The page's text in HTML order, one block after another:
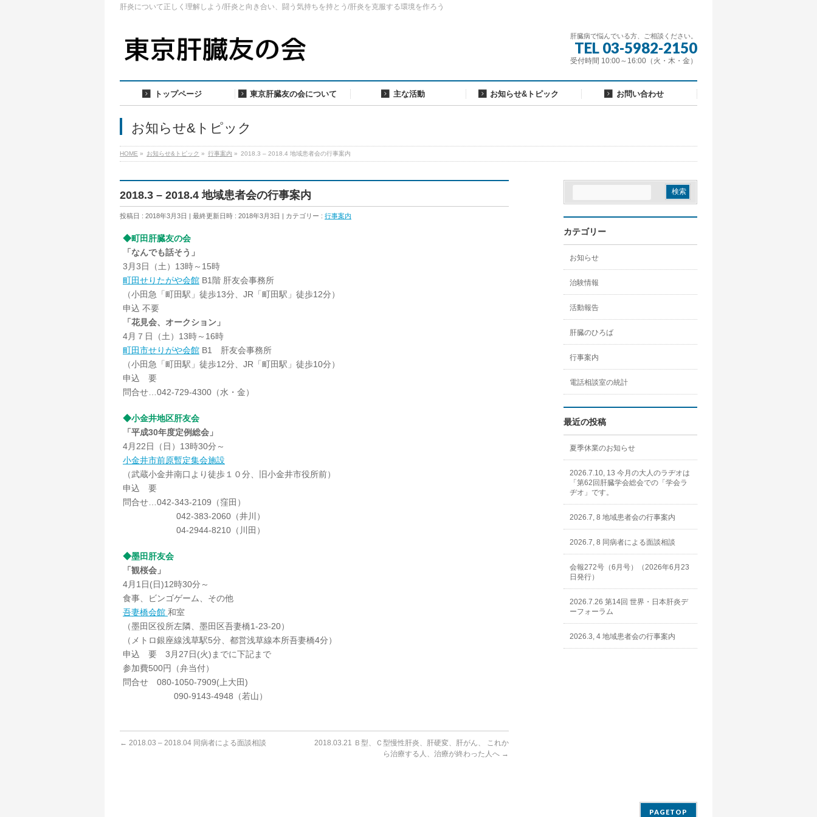
肝炎について正しく理解しよう/肝炎と向き合い、闘う気持ちを持とう/肝炎を克服する環境を作ろう
肝臓病で悩んでいる方、ご相談ください。
TEL 03-5982-2150
受付時間 10:00～16:00（火・木・金）
トップページ 東京肝臓友の会について 主な活動 お知らせ&トピック お問い合わせ
お知らせ&トピック
HOME » お知らせ&トピック » 行事案内 » 2018.3 – 2018.4 地域患者会の行事案内
2018.3 – 2018.4 地域患者会の行事案内
投稿日 : 2018年3月3日 最終更新日時 : 2018年3月3日 カテゴリー : 行事案内
◆町田肝臓友の会
「なんでも話そう」
3月3日（土）13時～15時
町田せりたがや会館 B1階 肝友会事務所
（小田急「町田駅」徒歩13分、JR「町田駅」徒歩12分）
申込 不要
「花見会、オークション」
4月７日（土）13時～16時
町田市せりがや会館 B1 肝友会事務所
（小田急「町田駅」徒歩12分、JR「町田駅」徒歩10分）
申込 要
問合せ…042-729-4300（水・金）
◆小金井地区肝友会
「平成30年度定例総会」
4月22日（日）13時30分～
小金井市前原暫定集会施設
（武蔵小金井南口より徒歩１０分、旧小金井市役所前）
申込 要
問合せ…042-343-2109（窪田）
042-383-2060（井川）
04-2944-8210（川田）
◆墨田肝友会
「観桜会」
4月1日(日)12時30分～
食事、ビンゴゲーム、その他
吾妻橋会館 和室
（墨田区役所左隣、墨田区吾妻橋1-23-20）
（メトロ銀座線浅草駅5分、都営浅草線本所吾妻橋4分）
申込 要 3月27日(火)までに下記まで
参加費500円（弁当付）
問合せ 080-1050-7909(上大田)
090-9143-4948（若山）
← 2018.03 – 2018.04 同病者による面談相談
2018.03.21 Ｂ型、Ｃ型慢性肝炎、肝硬変、肝がん、 これか
ら治療する人、治療が終わった人へ →
カテゴリー
お知らせ
治験情報
活動報告
肝臓のひろば
行事案内
電話相談室の統計
最近の投稿
夏季休業のお知らせ
2026.7.10, 13 今月の大人のラヂオは
「第62回肝臓学会総会での「学会ラ
ヂオ」です。
2026.7, 8 地域患者会の行事案内
2026.7, 8 同病者による面談相談
会報272号（6月号）（2026年6月23
日発行）
2026.7.26 第14回 世界・日本肝炎デ
ーフォーラム
2026.3, 4 地域患者会の行事案内
PAGETOP